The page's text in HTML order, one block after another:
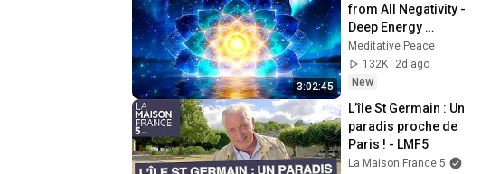
3:02:45
from All Negativity -
Deep Energy
Clearing and
Protection - 417Hz
Meditative Peace
132K
2d ago
New
L’île St Germain : Un
paradis proche de
Paris ! - LMF5
La Maison France 5